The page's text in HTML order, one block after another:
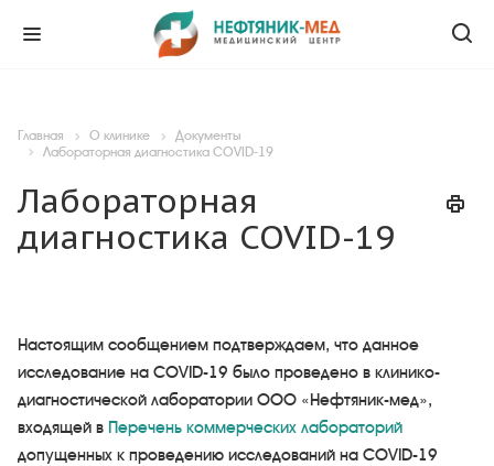
Главная О клинике
Документы
Лабораторная диагностика COVID-19
Лабораторная
диагностика COVID-19
Настоящим сообщением подтверждаем, что данное
исследование на COVID-19 было проведено в клинико-
диагностической лаборатории ООО «Нефтяник-мед»,
входящей в Перечень коммерческих лабораторий
допущенных к проведению исследований на COVID-19